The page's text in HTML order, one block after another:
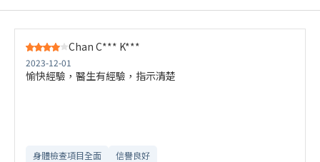
Chan C*** K***
2023-12-01
愉快經驗，醫生有經驗，指示清楚
身體檢查項目全面 信譽良好